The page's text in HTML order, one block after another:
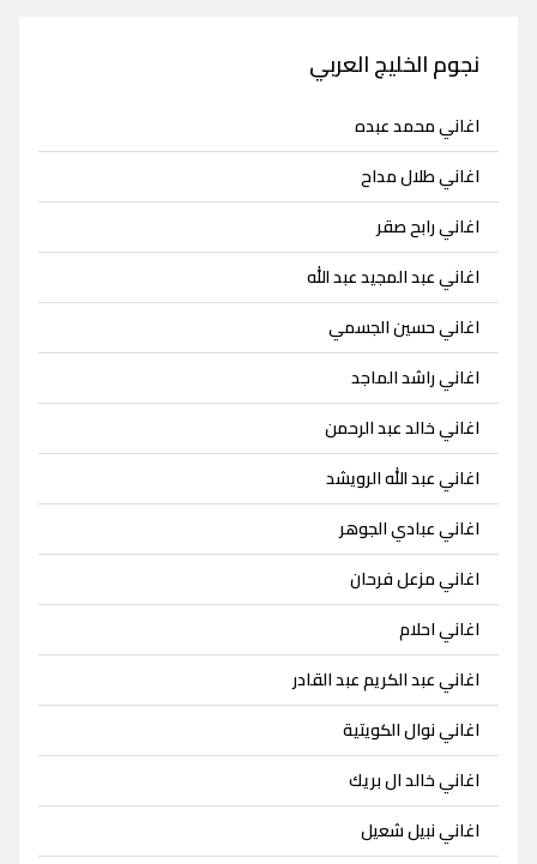
نجوم الخليج العربي
اغاني محمد عبده
اغاني طلال مداح
اغاني رابح صقر
اغاني عبد المجيد عبد الله
اغاني حسين الجسمي
اغاني راشد الماجد
اغاني خالد عبد الرحمن
اغاني عبد الله الرويشد
اغاني عبادي الجوهر
اغاني مزعل فرحان
اغاني احلام
اغاني عبد الكريم عبد القادر
اغاني نوال الكويتية
اغاني خالد ال بريك
اغاني نبيل شعيل